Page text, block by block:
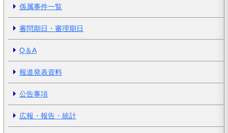
係属事件一覧
審問期日・審理期日
Q＆A
報道発表資料
公告事項
広報・報告・統計